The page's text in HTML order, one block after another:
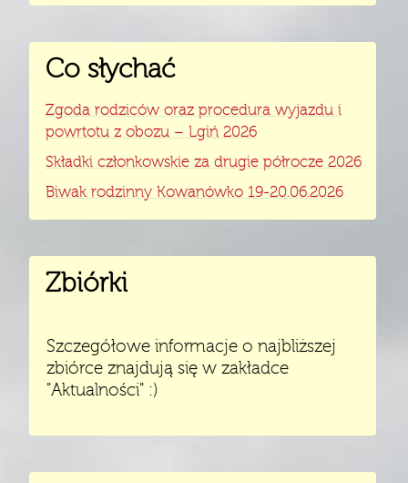
Co słychać
Zgoda rodziców oraz procedura wyjazdu i
powrtotu z obozu – Lgiń 2026
Składki członkowskie za drugie półrocze 2026
Biwak rodzinny Kowanówko 19-20.06.2026
Zbiórki
Szczegółowe informacje o najbliższej
zbiórce znajdują się w zakładce
"Aktualności" :)